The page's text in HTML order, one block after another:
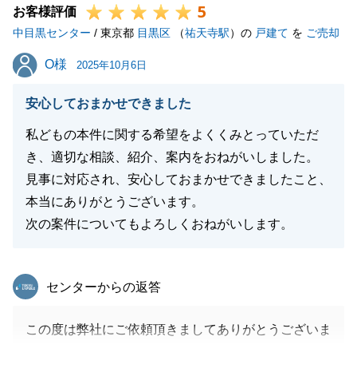
引き続きよろしくお願いいたします。
お客様評価 5
中目黒センター / 東京都 目黒区 （祐天寺駅）の 戸建て を ご売却
O様
O様 2025年10月6日
安心しておまかせできました
私どもの本件に関する希望をよくくみとっていただ
き、適切な相談、紹介、案内をおねがいしました。
見事に対応され、安心しておまかせできましたこと、
本当にありがとうございます。
次の案件についてもよろしくおねがいします。
東急リバブル
センターからの返答
この度は弊社にご依頼頂きましてありがとうございま